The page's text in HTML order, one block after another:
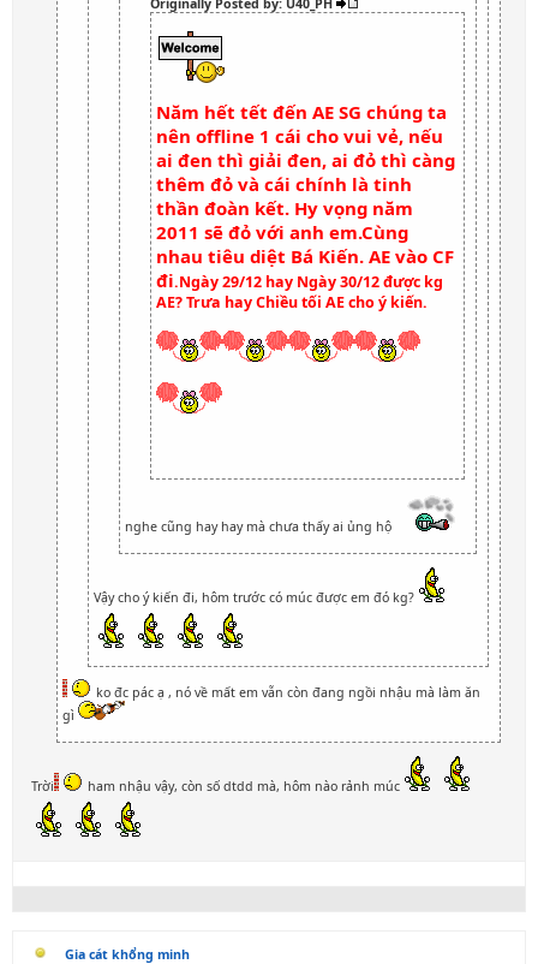
Năm hết tết đến AE SG chúng ta
nên offline 1 cái cho vui vẻ, nếu
ai đen thì giải đen, ai đỏ thì càng
thêm đỏ và cái chính là tinh
thần đoàn kết. Hy vọng năm
2011 sẽ đỏ với anh em.Cùng
nhau tiêu diệt Bá Kiến. AE vào CF
đi.Ngày 29/12 hay Ngày 30/12 được kg
AE? Trưa hay Chiều tối AE cho ý kiến.
nghe cũng hay hay mà chưa thấy ai ủng hộ
Vậy cho ý kiến đi, hôm trước có múc được em đó kg?
ko đc pác ạ , nó về mất em vẫn còn đang ngồi nhậu mà làm ăn
gì
Trời ham nhậu vậy, còn số dtdd mà, hôm nào rảnh múc
Gia cát khổng minh